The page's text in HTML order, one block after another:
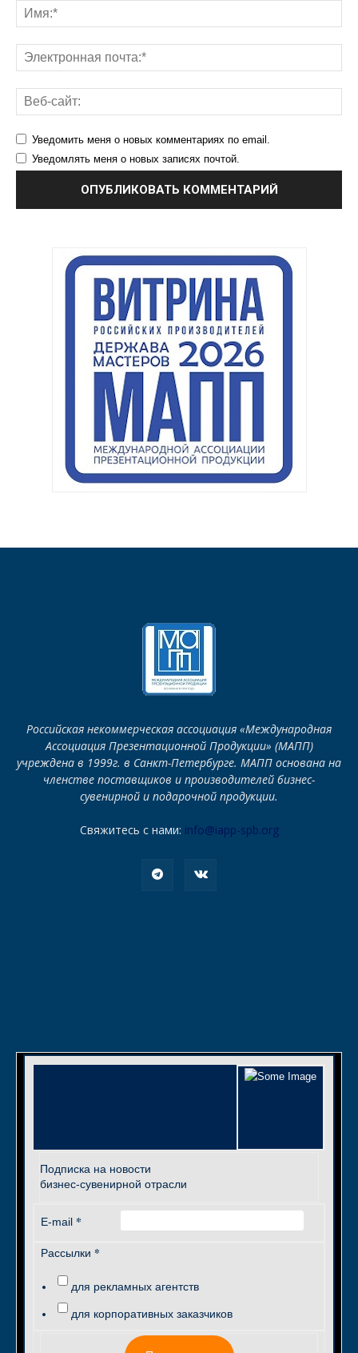
Уведомить меня о новых комментариях по email.
Уведомлять меня о новых записях почтой.
Российская некоммерческая ассоциация «Международная
Ассоциация Презентационной Продукции» (МАПП)
учреждена в 1999г. в Санкт-Петербурге. МАПП основана на
членстве поставщиков и производителей бизнес-
сувенирной и подарочной продукции.
Свяжитесь с нами: info@iapp-spb.org
Подписка на новости
бизнес-сувенирной отрасли
E-mail *
Рассылки *
для рекламных агентств
для корпоративных заказчиков